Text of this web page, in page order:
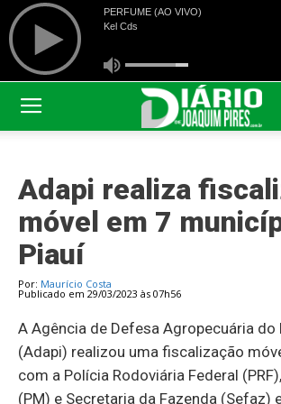
Adapi realiza
móvel em 7
Piauí
Por: Maurício Costa
Publicado em 29/03/2023 às 07h56
A Agência de Defesa Agropecuária do
(Adapi) realizou uma fiscalização
com a Polícia Rodoviária Federal
(PM) e Secretaria da Fazenda (Sefaz)